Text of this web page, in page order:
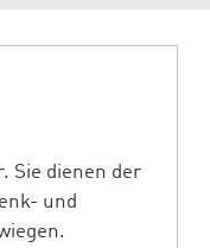
Sie dienen der
und